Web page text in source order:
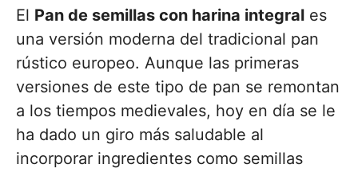
El Pan de semillas con harina integral es
una versión moderna del tradicional pan
rústico europeo. Aunque las primeras
versiones de este tipo de pan se remontan
a los tiempos medievales, hoy en día se le
ha dado un giro más saludable al
incorporar ingredientes como semillas